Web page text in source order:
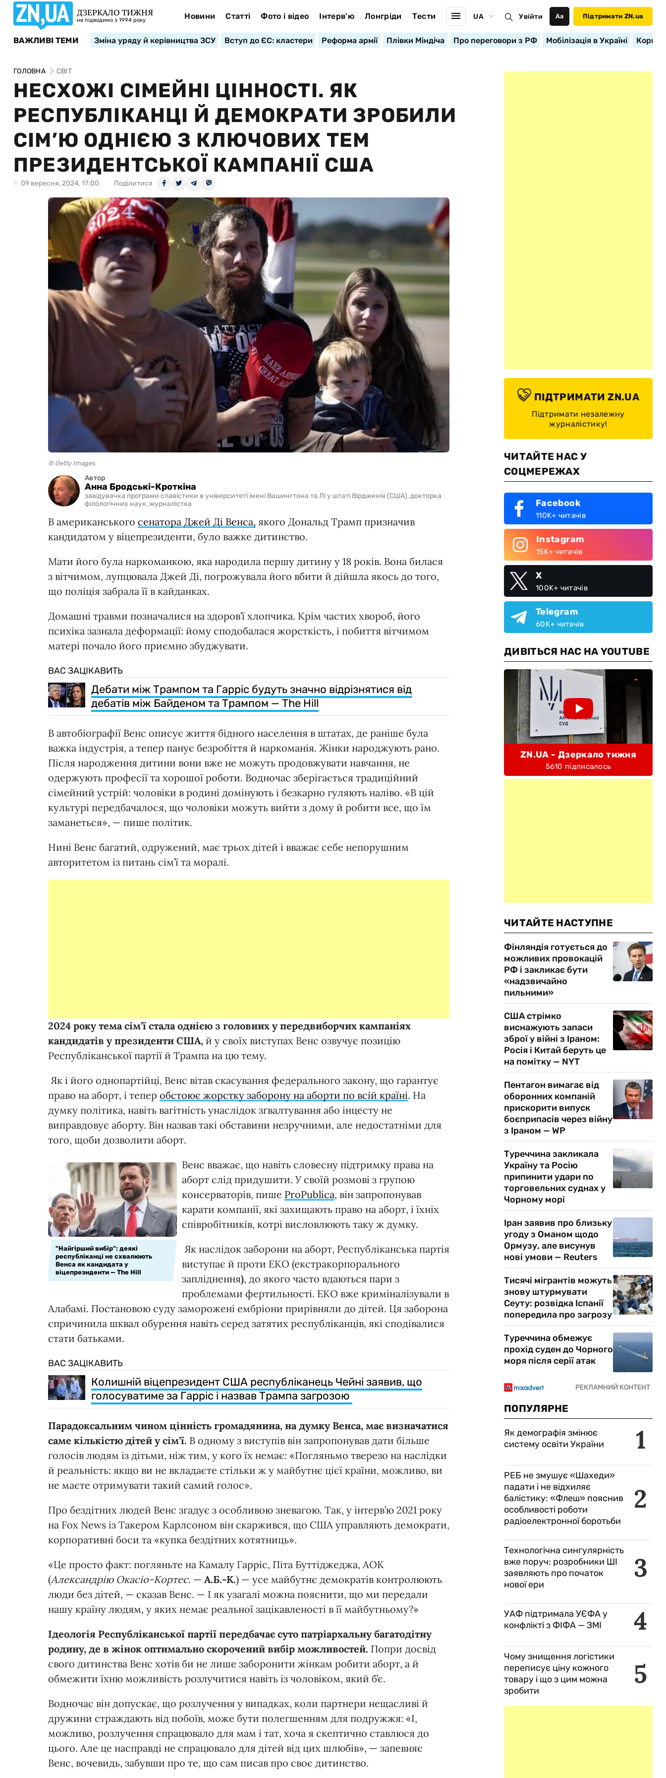
ДЗЕРКАЛО ТИЖНЯ
не підводимо з 1994 року Новини Статті Фото і відео Інтерв'ю Лонгріди Тести UA Увійти Аа Підтримати ZN.ua
ВАЖЛИВІ ТЕМИ Зміна уряду й керівництва ЗСУ Вступ до ЄС: кластери Реформа армії Плівки Міндіча Про переговори з РФ Мобілізація в Україні
ГОЛОВНА СВІТ
НЕСХОЖІ СІМЕЙНІ ЦІННОСТІ. ЯК
РЕСПУБЛІКАНЦІ Й ДЕМОКРАТИ ЗРОБИЛИ
СІМ’Ю ОДНІЄЮ З КЛЮЧОВИХ ТЕМ
ПРЕЗИДЕНТСЬКОЇ КАМПАНІЇ США
09 вересня, 2024, 17:00 Поділитися
© Getty Images
Автор
Анна Бродські-Кроткіна
завідувачка програми славістики в університеті імені Вашингтона та Лі у штаті Вірджинія (США), докторка
філологічних наук, журналістка
В американського сенатора Джей Ді Венса, якого Дональд Трамп призначив
кандидатом у віцепрезиденти, було важке дитинство.
Мати його була наркоманкою, яка народила першу дитину у 18 років. Вона билася
з вітчимом, лупцювала Джей Ді, погрожувала його вбити й дійшла якось до того,
що поліція забрала її в кайданках.
Домашні травми позначалися на здоров’ї хлопчика. Крім частих хвороб, його
психіка зазнала деформації: йому сподобалася жорсткість, і побиття вітчимом
матері почало його приємно збуджувати.
ВАС ЗАЦІКАВИТЬ
Дебати між Трампом та Гарріс будуть значно відрізнятися від
дебатів між Байденом та Трампом — The Hill
В автобіографії Венс описує життя бідного населення в штатах, де раніше була
важка індустрія, а тепер панує безробіття й наркоманія. Жінки народжують рано.
Після народження дитини вони вже не можуть продовжувати навчання, не
одержують професії та хорошої роботи. Водночас зберігається традиційний
сімейний устрій: чоловіки в родині домінують і безкарно гуляють наліво. «В цій
культурі передбачалося, що чоловіки можуть вийти з дому й робити все, що їм
заманеться», — пише політик.
Нині Венс багатий, одружений, має трьох дітей і вважає себе непорушним
авторитетом із питань сім’ї та моралі.
2024 року тема сім’ї стала однією з головних у передвиборчих кампаніях
кандидатів у президенти США, й у своїх виступах Венс озвучує позицію
Республіканської партії й Трампа на цю тему.
Як і його однопартійці, Венс вітав скасування федерального закону, що гарантує
право на аборт, і тепер обстоює жорстку заборону на аборти по всій країні. На
думку політика, навіть вагітність унаслідок зґвалтування або інцесту не
виправдовує аборту. Він назвав такі обставини незручними, але недостатніми для
того, щоби дозволити аборт.
"Найгірший вибір": деякі
республіканці не схвалюють
Венса як кандидата у
віцепрезиденти — The Hill
Венс вважає, що навіть словесну підтримку права на
аборт слід придушити. У своїй розмові з групою
консерваторів, пише ProPublica, він запропонував
карати компанії, які захищають право на аборт, і їхніх
співробітників, котрі висловлюють таку ж думку.
Як наслідок заборони на аборт, Республіканська партія
виступає й проти ЕКО (екстракорпорального
запліднення), до якого часто вдаються пари з
проблемами фертильності. ЕКО вже криміналізували в
Алабамі. Постановою суду заморожені ембріони прирівняли до дітей. Ця заборона
спричинила шквал обурення навіть серед затятих республіканців, які сподівалися
стати батьками.
ВАС ЗАЦІКАВИТЬ
Колишній віцепрезидент США республіканець Чейні заявив, що
голосуватиме за Гарріс і назвав Трампа загрозою
Парадоксальним чином цінність громадянина, на думку Венса, має визначатися
саме кількістю дітей у сім’ї. В одному з виступів він запропонував дати більше
голосів людям із дітьми, ніж тим, у кого їх немає: «Погляньмо тверезо на наслідки
й реальність: якщо ви не вкладаєте стільки ж у майбутнє цієї країни, можливо, ви
не маєте отримувати такий самий голос».
Про бездітних людей Венс згадує з особливою зневагою. Так, у інтерв’ю 2021 року
на Fox News із Такером Карлсоном він скаржився, що США управляють демократи,
корпоративні боси та «купка бездітних котятниць».
«Це просто факт: погляньте на Камалу Гарріс, Піта Буттіджеджа, АОК
(Александрію Окасіо-Кортес. — А.Б.-К.) — усе майбутнє демократів контролюють
люди без дітей, — сказав Венс. — І як узагалі можна пояснити, що ми передали
нашу країну людям, у яких немає реальної зацікавленості в її майбутньому?»
Ідеологія Республіканської партії передбачає суто патріархальну багатодітну
родину, де в жінок оптимально скорочений вибір можливостей. Попри досвід
свого дитинства Венс хотів би не лише заборонити жінкам робити аборт, а й
обмежити їхню можливість розлучитися навіть із чоловіком, який б’є.
Водночас він допускає, що розлучення у випадках, коли партнери нещасливі й
дружини страждають від побоїв, може бути полегшенням для подружжя: «І,
можливо, розлучення спрацювало для мам і тат, хоча я скептично ставлюся до
цього. Але це насправді не спрацювало для дітей від цих шлюбів», — запевняє
Венс, вочевидь, забувши про те, що сам писав про своє дитинство.
ПІДТРИМАТИ ZN.UA
Підтримати незалежну
журналістику!
ЧИТАЙТЕ НАС У
СОЦМЕРЕЖАХ
Facebook
110K+ читачів
Instagram
15K+ читачів
X
100K+ читачів
Telegram
60K+ читачів
ДИВІТЬСЯ НАС НА YOUTUBE
ZN.UA - Дзеркало тижня
5610 підписалось
ЧИТАЙТЕ НАСТУПНЕ
Фінляндія готується до
можливих провокацій
РФ і закликає бути
«надзвичайно
пильними»
США стрімко
виснажують запаси
зброї у війні з Іраном:
Росія і Китай беруть це
на помітку — NYT
Пентагон вимагає від
оборонних компаній
прискорити випуск
боєприпасів через війну
з Іраном — WP
Туреччина закликала
Україну та Росію
припинити удари по
торговельних суднах у
Чорному морі
Іран заявив про близьку
угоду з Оманом щодо
Ормузу, але висунув
нові умови — Reuters
Тисячі мігрантів можуть
знову штурмувати
Сеуту: розвідка Іспанії
попередила про загрозу
Туреччина обмежує
прохід суден до Чорного
моря після серії атак
ПОПУЛЯРНЕ
1
Як демографія змінює
систему освіти України
2
РЕБ не змушує «Шахеди»
падати і не відхиляє
балістику: «Флеш» пояснив
особливості роботи
радіоелектронної боротьби
3
Технологічна сингулярність
вже поруч: розробники ШІ
заявляють про початок
нової ери
4
УАФ підтримала УЄФА у
конфлікті з ФІФА — ЗМІ
5
Чому знищення логістики
переписує ціну кожного
товару і що з цим можна
зробити